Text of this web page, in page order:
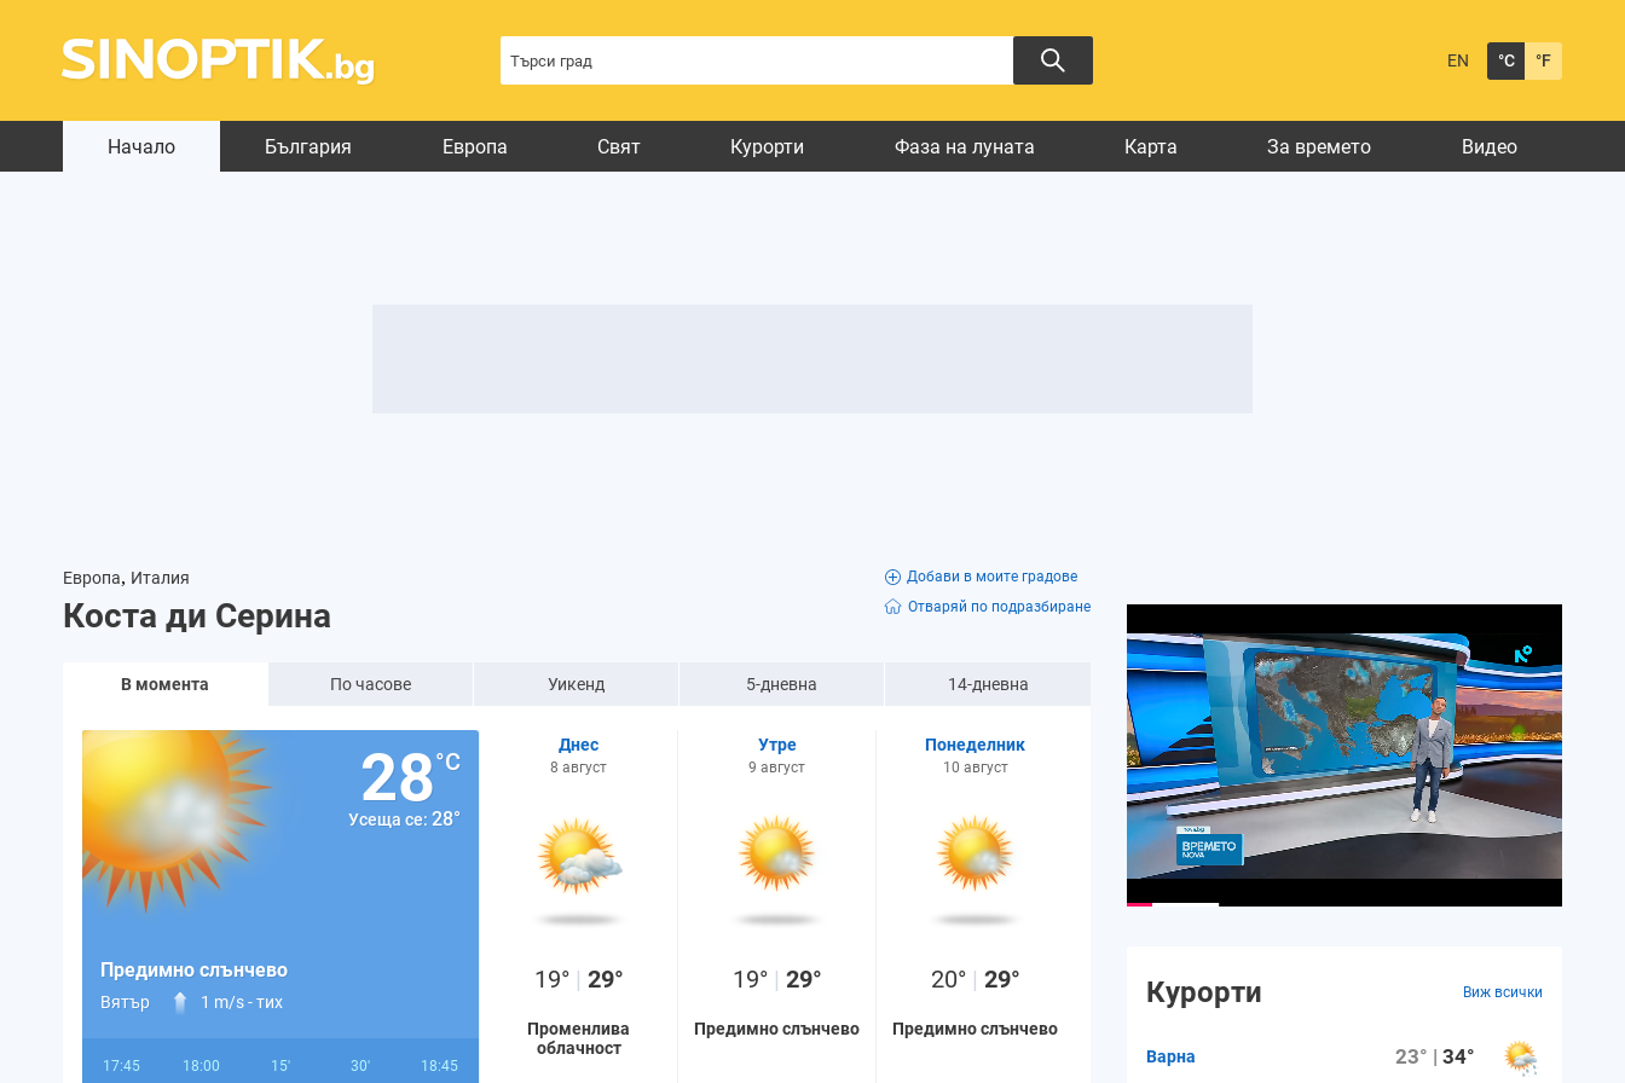
EN °C °F
Начало България Европа Свят Курорти Фаза на луната Карта За времето Видео
Европа, Италия
Коста ди Серина
Добави в моите градове
Отваряй по подразбиране
В момента По часове Уикенд 5-дневна 14-дневна
28°C
Усеща се: 28°
Предимно слънчево
Вятър 1 m/s -тих
17:45 18:00 15' 30' 18:45
Днес
8 август
19° | 29°
Променлива
облачност
Утре
9 август
19° | 29°
Предимно слънчево
Понеделник
10 август
20° | 29°
Предимно слънчево
Курорти Виж всички
Варна 23° |34°